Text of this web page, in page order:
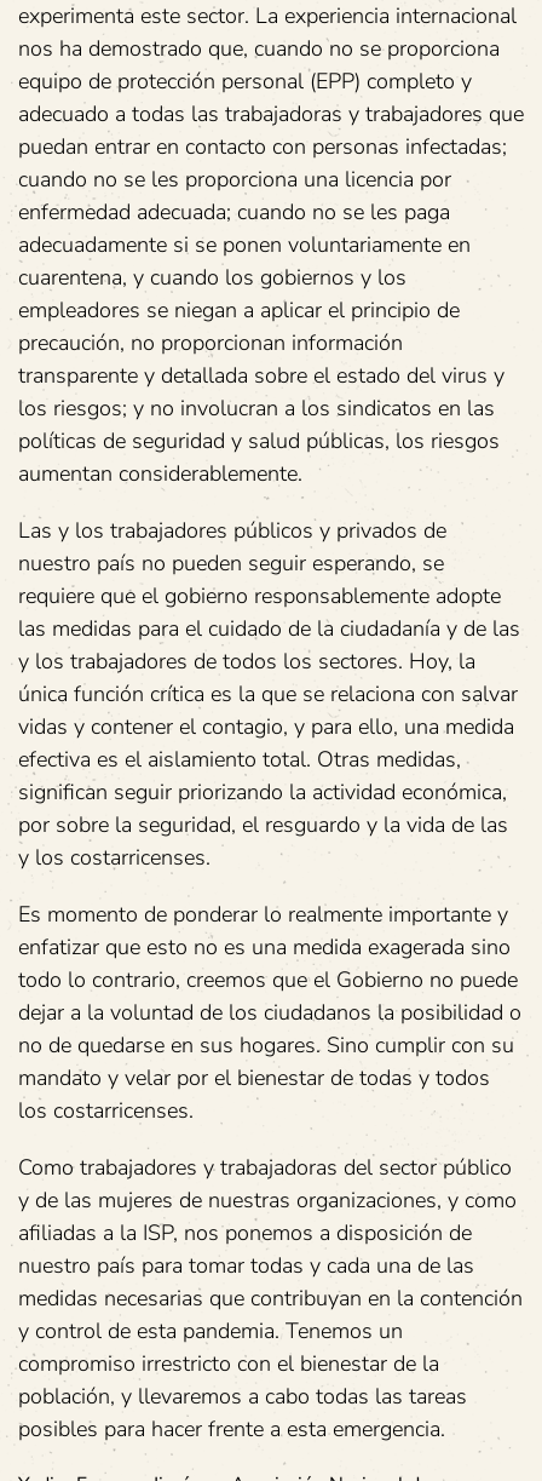
experimenta este sector. La experiencia internacional
nos ha demostrado que, cuando no se proporciona
equipo de protección personal (EPP) completo y
adecuado a todas las trabajadoras y trabajadores que
puedan entrar en contacto con personas infectadas;
cuando no se les proporciona una licencia por
enfermedad adecuada; cuando no se les paga
adecuadamente si se ponen voluntariamente en
cuarentena, y cuando los gobiernos y los
empleadores se niegan a aplicar el principio de
precaución, no proporcionan información
transparente y detallada sobre el estado del virus y
los riesgos; y no involucran a los sindicatos en las
políticas de seguridad y salud públicas, los riesgos
aumentan considerablemente.
Las y los trabajadores públicos y privados de
nuestro país no pueden seguir esperando, se
requiere que el gobierno responsablemente adopte
las medidas para el cuidado de la ciudadanía y de las
y los trabajadores de todos los sectores. Hoy, la
única función crítica es la que se relaciona con salvar
vidas y contener el contagio, y para ello, una medida
efectiva es el aislamiento total. Otras medidas,
significan seguir priorizando la actividad económica,
por sobre la seguridad, el resguardo y la vida de las
y los costarricenses.
Es momento de ponderar lo realmente importante y
enfatizar que esto no es una medida exagerada sino
todo lo contrario, creemos que el Gobierno no puede
dejar a la voluntad de los ciudadanos la posibilidad o
no de quedarse en sus hogares. Sino cumplir con su
mandato y velar por el bienestar de todas y todos
los costarricenses.
Como trabajadores y trabajadoras del sector público
y de las mujeres de nuestras organizaciones, y como
afiliadas a la ISP, nos ponemos a disposición de
nuestro país para tomar todas y cada una de las
medidas necesarias que contribuyan en la contención
y control de esta pandemia. Tenemos un
compromiso irrestricto con el bienestar de la
población, y llevaremos a cabo todas las tareas
posibles para hacer frente a esta emergencia.